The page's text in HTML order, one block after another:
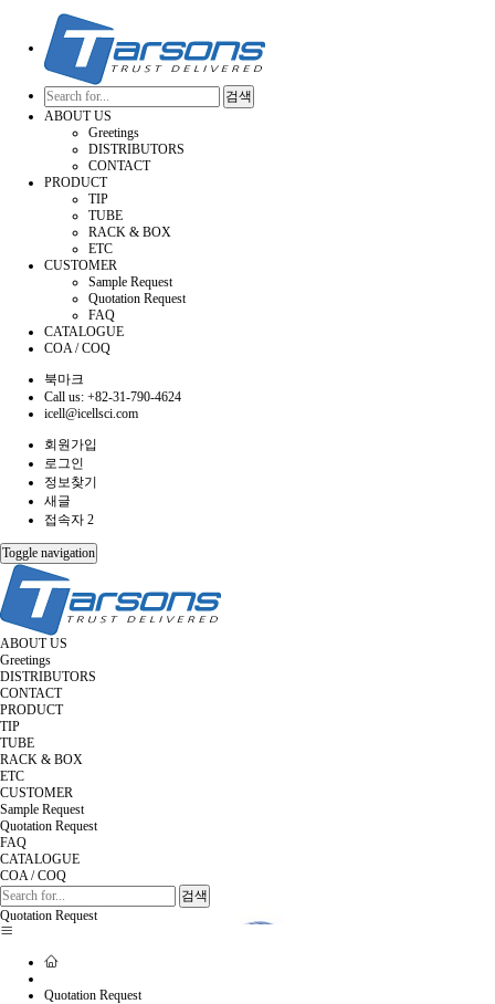
검색
ABOUT US
Greetings
DISTRIBUTORS
CONTACT
PRODUCT
TIP
TUBE
RACK & BOX
ETC
CUSTOMER
Sample Request
Quotation Request
FAQ
CATALOGUE
COA / COQ
북마크
Call us: +82-31-790-4624
icell@icellsci.com
회원가입
로그인
정보찾기
새글
접속자 2
Toggle navigation
ABOUT US
Greetings
DISTRIBUTORS
CONTACT
PRODUCT
TIP
TUBE
RACK & BOX
ETC
CUSTOMER
Sample Request
Quotation Request
FAQ
CATALOGUE
COA / COQ
검색
Quotation Request
Quotation Request